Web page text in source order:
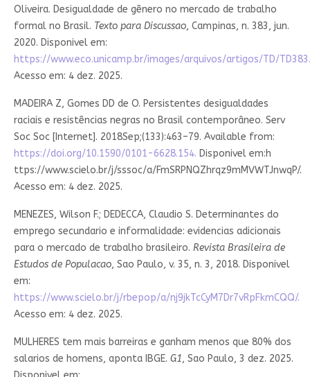
Oliveira. Desigualdade de gênero no mercado de trabalho
formal no Brasil. Texto para Discussao, Campinas, n. 383, jun.
2020. Disponivel em:
https://www.eco.unicamp.br/images/arquivos/artigos/TD/
Acesso em: 4 dez. 2025.
MADEIRA Z, Gomes DD de O. Persistentes desigualdades
raciais e resistências negras no Brasil contemporâneo. Serv
Soc Soc [Internet]. 2018Sep;(133):463–79. Available from:
https://doi.org/10.1590/0101-6628.154. Disponivel em:h
ttps://www.scielo.br/j/sssoc/a/FmSRPNQZhrqz9mMVWTJnwqP/.
Acesso em: 4 dez. 2025.
MENEZES, Wilson F.; DEDECCA, Claudio S. Determinantes do
emprego secundario e informalidade: evidencias adicionais
para o mercado de trabalho brasileiro. Revista Brasileira de
Estudos de Populacao, Sao Paulo, v. 35, n. 3, 2018. Disponivel
em:
https://www.scielo.br/j/rbepop/a/nj9jkTcCyM7Dr7vRpFkmCQQ/.
Acesso em: 4 dez. 2025.
MULHERES tem mais barreiras e ganham menos que 80% dos
salarios de homens, aponta IBGE. G1, Sao Paulo, 3 dez. 2025.